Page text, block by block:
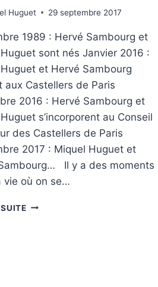
Huguet 29 septembre 2017
1989 : Hervé Sambourg et
sont nés Janvier 2016 :
et Hervé Sambourg
aux Castellers de Paris
2016 : Hervé Sambourg et
s’incorporent au Conseil
des Castellers de Paris
2017 : Miquel Huguet et
Il y a des moments
vie où on se…
DOS